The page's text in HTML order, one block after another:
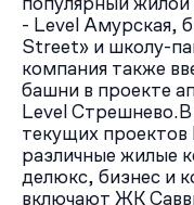
- Level Амурская,
Street» и школу-
компания также
башни в проекте
Level
текущих проектов
различные жилые
делюкс, бизнес и
включают ЖК